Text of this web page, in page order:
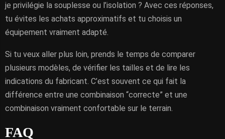
je privilégie la souplesse ou l’isolation ? Avec ces réponses,
tu évites les achats approximatifs et tu choisis un
équipement vraiment adapté.
Si tu veux aller plus loin, prends le temps de comparer
plusieurs modèles, de vérifier les tailles et de lire les
indications du fabricant. C’est souvent ce qui fait la
différence entre une combinaison “correcte” et une
combinaison vraiment confortable sur le terrain.
FAQ